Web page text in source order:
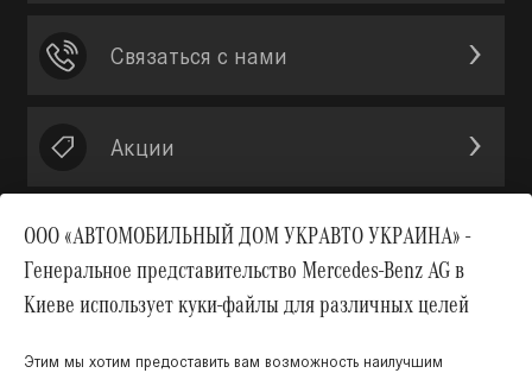
ООО «АВТОМОБИЛЬНЫЙ ДОМ УКРАВТО УКРАИНА» -
Генеральное представительство Mercedes-Benz AG в
Киеве использует куки-файлы для различных целей
Этим мы хотим предоставить вам возможность наилучшим
Связаться с нами
Акции